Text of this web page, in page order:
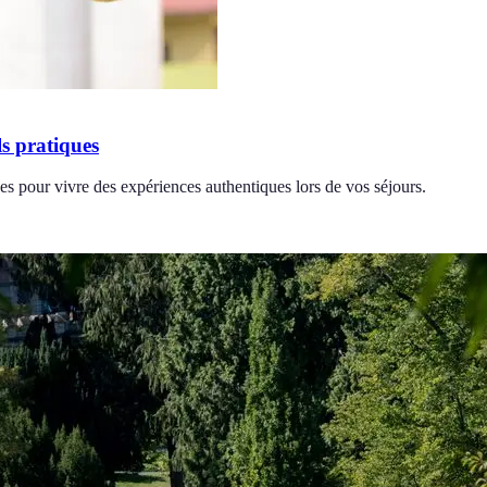
pratiques
pour vivre des expériences authentiques lors de vos séjours.